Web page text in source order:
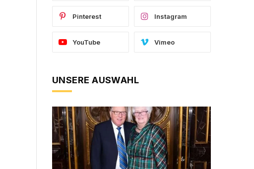
Pinterest Instagram
YouTube Vimeo
UNSERE AUSWAHL